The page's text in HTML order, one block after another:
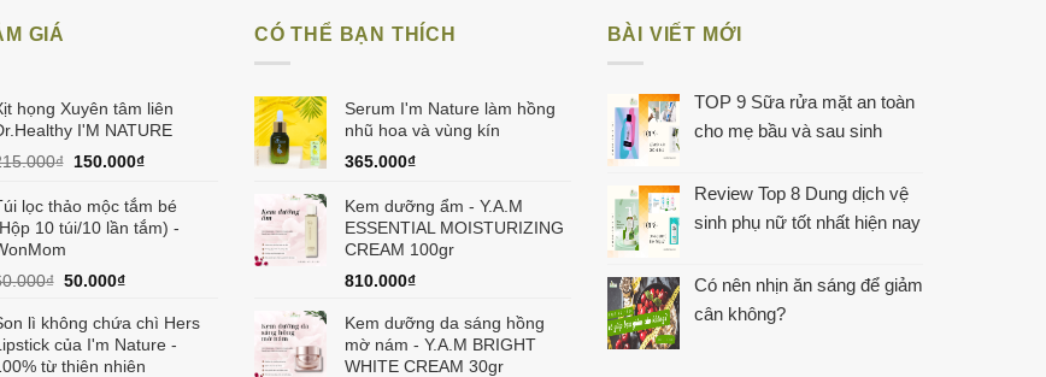
GIÁ
họng Xuyên tâm liên
I'M NATURE
₫ Giá
là:
215.000₫.
150.000₫Giá
tại
là:
lọc thảo mộc tắm bé
10 túi/10 lần tắm) -
₫ Giá
là:
60.000₫.
50.000₫Giá
tại
là:
50.000₫.
lì không chứa chì Hers
của I'm Nature -
từ thiên nhiên
CÓ THỂ BẠN THÍCH
Serum I'm Nature làm hồng
nhũ hoa và vùng kín
365.000₫
Kem dưỡng ẩm - Y.A.M
ESSENTIAL MOISTURIZING
CREAM 100gr
810.000₫
Kem dưỡng da sáng hồng
mờ nám - Y.A.M BRIGHT
WHITE CREAM 30gr
BÀI VIẾT MỚI
TOP 9 Sữa rửa mặt an toàn
cho mẹ bầu và sau sinh
Review Top 8 Dung dịch vệ
sinh phụ nữ tốt nhất hiện nay
Có nên nhịn ăn sáng để giảm
cân không?